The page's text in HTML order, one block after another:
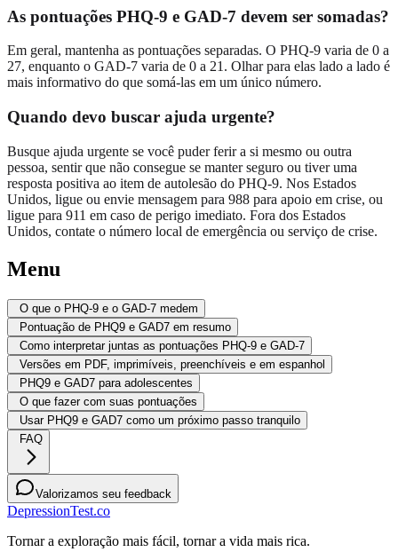
As pontuações PHQ-9 e GAD-7 devem ser somadas?
Em geral, mantenha as pontuações separadas. O PHQ-9 varia de 0 a
27, enquanto o GAD-7 varia de 0 a 21. Olhar para elas lado a lado é
mais informativo do que somá-las em um único número.
Quando devo buscar ajuda urgente?
Busque ajuda urgente se você puder ferir a si mesmo ou outra
pessoa, sentir que não consegue se manter seguro ou tiver uma
resposta positiva ao item de autolesão do PHQ-9. Nos Estados
Unidos, ligue ou envie mensagem para 988 para apoio em crise, ou
ligue para 911 em caso de perigo imediato. Fora dos Estados
Unidos, contate o número local de emergência ou serviço de crise.
Menu
O que o PHQ-9 e o GAD-7 medem
Pontuação de PHQ9 e GAD7 em resumo
Como interpretar juntas as pontuações PHQ-9 e GAD-7
Versões em PDF, imprimíveis, preenchíveis e em espanhol
PHQ9 e GAD7 para adolescentes
O que fazer com suas pontuações
Usar PHQ9 e GAD7 como um próximo passo tranquilo
FAQ
Valorizamos seu feedback
DepressionTest.co
Tornar a exploração mais fácil, tornar a vida mais rica.